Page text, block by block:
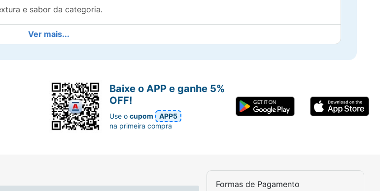
e sabor da categoria.
os benefícios nutricionais.
imediata.
e garantir um lanche saudável em qualquer lugar.
Ver mais...
Formas de Pagamento
Baixe o APP e ganhe 5%
OFF!
Use ocupom
APP5
na primeira compra